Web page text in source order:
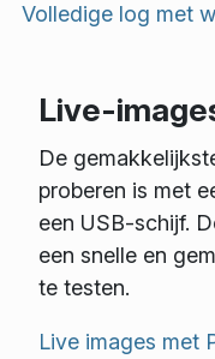
Volledige log met
Live-
De
proberen is met
een USB-schijf.
een snelle en
te testen.
Live images met